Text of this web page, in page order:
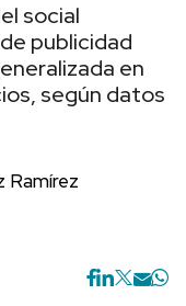
social
publicidad
en
según datos
Ramírez